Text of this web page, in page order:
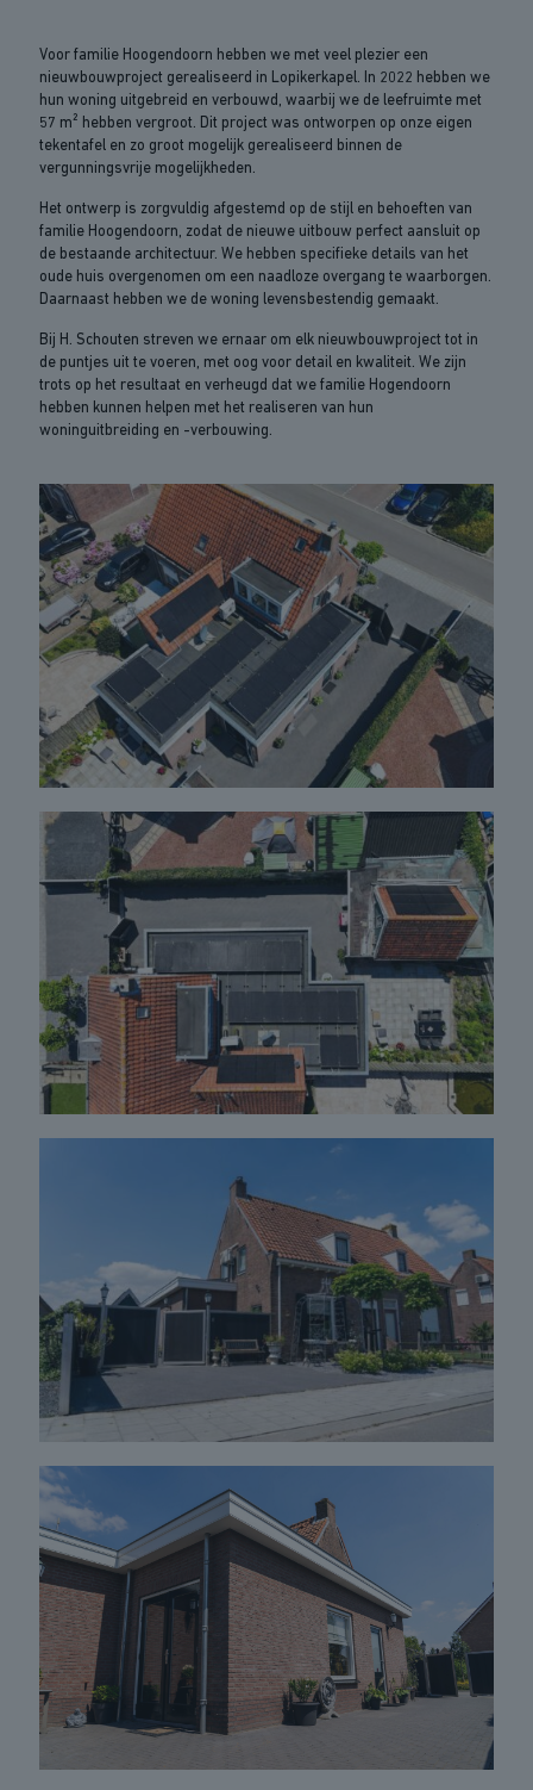
Voor familie Hoogendoorn hebben we met veel plezier een
nieuwbouwproject gerealiseerd in Lopikerkapel. In 2022 hebben we
hun woning uitgebreid en verbouwd, waarbij we de leefruimte met
57 m² hebben vergroot. Dit project was ontworpen op onze eigen
tekentafel en zo groot mogelijk gerealiseerd binnen de
vergunningsvrije mogelijkheden.
Het ontwerp is zorgvuldig afgestemd op de stijl en behoeften van
familie Hoogendoorn, zodat de nieuwe uitbouw perfect aansluit op
de bestaande architectuur. We hebben specifieke details van het
oude huis overgenomen om een naadloze overgang te waarborgen.
Daarnaast hebben we de woning levensbestendig gemaakt.
Bij H. Schouten streven we ernaar om elk nieuwbouwproject tot in
de puntjes uit te voeren, met oog voor detail en kwaliteit. We zijn
trots op het resultaat en verheugd dat we familie Hogendoorn
hebben kunnen helpen met het realiseren van hun
woninguitbreiding en -verbouwing.